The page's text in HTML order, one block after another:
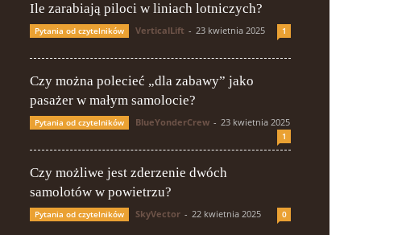
Ile zarabiają piloci w liniach lotniczych?
Pytania od czytelników VerticalLift - 23 kwietnia 2025 1
Czy można polecieć „dla zabawy” jako
pasażer w małym samolocie?
Pytania od czytelników BlueYonderCrew - 23 kwietnia 2025
1
Czy możliwe jest zderzenie dwóch
samolotów w powietrzu?
Pytania od czytelników SkyVector - 22 kwietnia 2025 0